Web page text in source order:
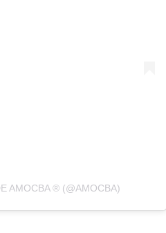
AMOCBA ® (@AMOCBA)